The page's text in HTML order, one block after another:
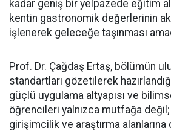
kadar geniş bir yelpazede eğitim
kentin gastronomik değerlerinin
işlenerek geleceğe taşınması
Prof. Dr. Çağdaş Ertaş, bölümün
standartları gözetilerek
güçlü uygulama altyapısı ve
öğrencileri yalnızca mutfağa
girişimcilik ve araştırma alanlarına